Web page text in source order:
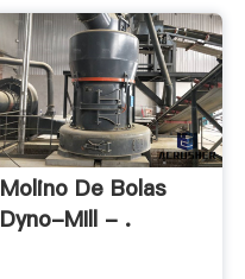
Molino De Bolas
Dyno-MIll - .